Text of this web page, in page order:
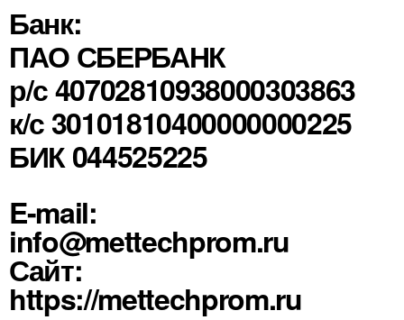
Банк:
ПАО СБЕРБАНК
р/с 40702810938000303863
к/с 30101810400000000225
БИК 044525225
E-mail:
info@mettechprom.ru
Сайт:
https://mettechprom.ru